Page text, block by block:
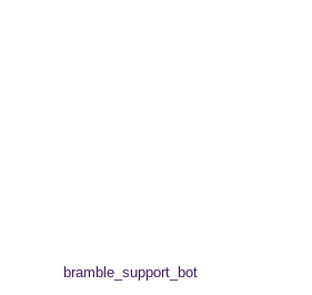
bramble_support_bot